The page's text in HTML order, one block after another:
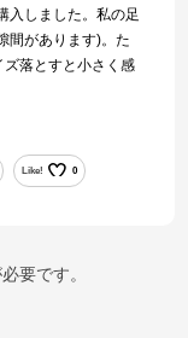
入しました。私の足
間があります)。た
落とすと小さく感
と思います。底も
るだけでテンショ
います。ピンクの
Like! 0
要です。